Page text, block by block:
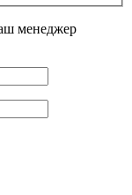
менеджер